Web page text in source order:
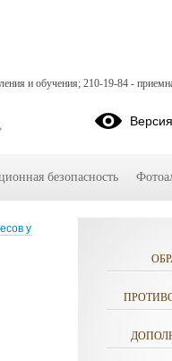
у
и обучения; 210-19-84 -
безопасность